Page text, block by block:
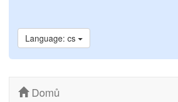
Language: cs
Domů